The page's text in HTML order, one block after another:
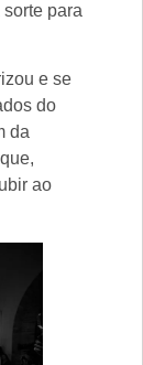
para
e se
do
da
ao